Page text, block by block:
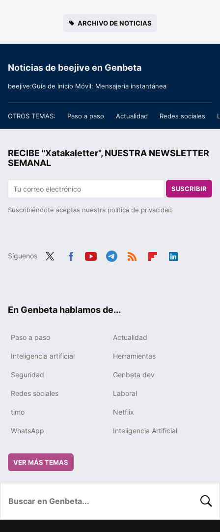
ARCHIVO DE NOTICIAS
Noticias de beejive en Genbeta
beejive:Guía de inicio Móvil: Mensajería instantánea
OTROS TEMAS: Paso a paso Actualidad Redes sociales
RECIBE "Xatakaletter", NUESTRA NEWSLETTER
SEMANAL
SUSCRIBIR
Suscribiéndote aceptas nuestra política de privacidad
Síguenos
En Genbeta hablamos de...
Paso a paso Actualidad
Inteligencia artificial Herramientas
Seguridad Genbeta dev
Redes sociales Laboral
timo Netflix
WhatsApp Inteligencia Artificial
VER MÁS TEMAS